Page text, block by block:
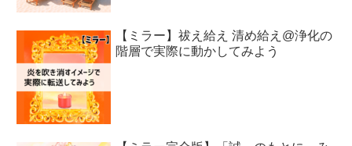
【ミラー】祓え給え 清め給え@浄化の
階層で実際に動かしてみよう